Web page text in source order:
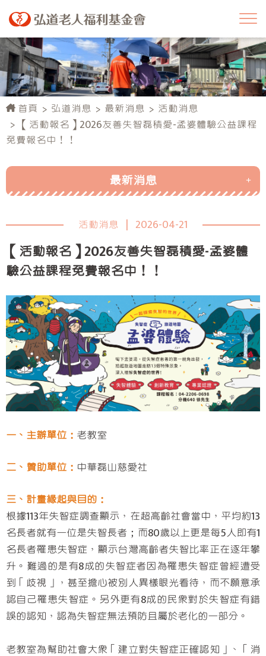
首頁 弘道消息 最新消息
活動消息
【活動報名】2026友善失智磊積愛-孟婆體驗公益課程
免費報名中！！
最新消息
弘道榮耀
活動消息 2026-04-21
【活動報名】2026友善失智磊積愛-孟婆體
驗公益課程免費報名中！！
一、主辦單位： 老教室
二、贊助單位： 中華磊山慈愛社
三、計畫緣起與目的：
根據113年失智症調查顯示，在超高齡社會當中，平均約13
名長者就有一位是失智長者；而80歲以上更是每5人即有1
名長者罹患失智症，顯示台灣高齡者失智比率正在逐年攀
升。難過的是有8成的失智症者因為罹患失智症曾經遭受
到「歧視」，甚至擔心被別人異樣眼光看待，而不願意承
認自己罹患失智症。另外更有8成的民眾對於失智症有錯
誤的認知，認為失智症無法預防且屬於老化的一部分。
老教室為幫助社會大眾「建立對失智症正確認知」、「消